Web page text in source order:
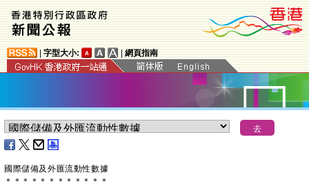
字型大小: 網頁指南
國際儲備及外匯流動性數據
＊ ＊ ＊ ＊ ＊ ＊ ＊ ＊ ＊ ＊ ＊ ＊